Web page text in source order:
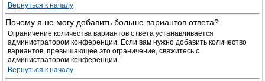
Вернуться к началу
Почему я не могу добавить больше вариантов ответа?
Ограничение количества вариантов ответа устанавливается
администратором конференции. Если вам нужно добавить количество
вариантов, превышающее это ограничение, свяжитесь с
администратором конференции.
Вернуться к началу